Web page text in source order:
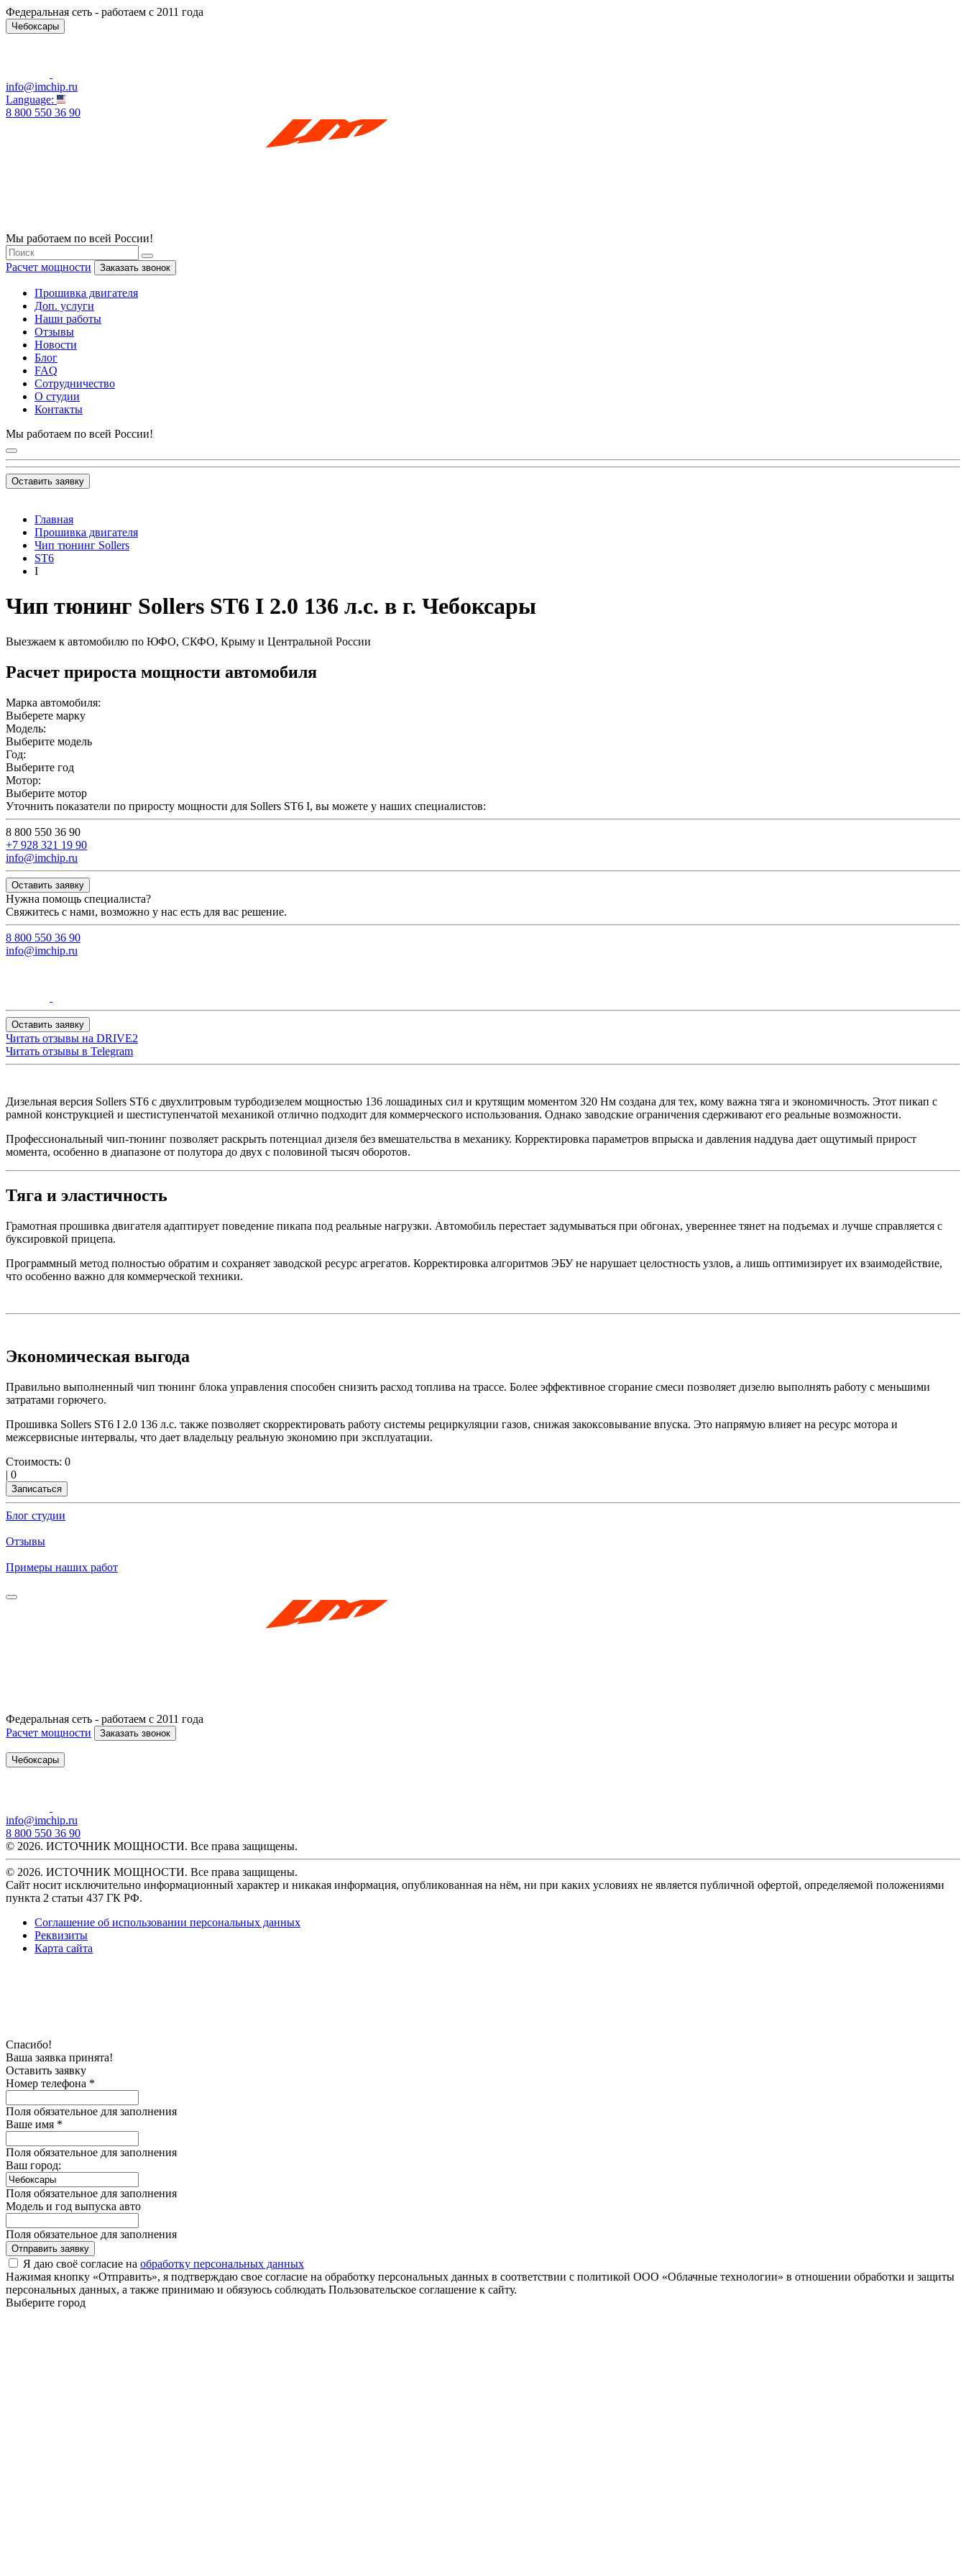
Федеральная сеть - работаем с 2011 года
Чебоксары
info@imchip.ru
Language:
8 800 550 36 90
Мы работаем по всей России!
Расчет мощности Заказать звонок
Прошивка двигателя
Доп. услуги
Наши работы
Отзывы
Новости
Блог
FAQ
Сотрудничество
О студии
Контакты
Мы работаем по всей России!
Оставить заявку
Главная
Прошивка двигателя
Чип тюнинг Sollers
ST6
I
Чип тюнинг Sollers ST6 I 2.0 136 л.с. в г. Чебоксары
Выезжаем к автомобилю по ЮФО, СКФО, Крыму и Центральной России
Расчет прироста мощности автомобиля
Марка автомобиля:
Выберете марку
Модель:
Выберите модель
Год:
Выберите год
Мотор:
Выберите мотор
Уточнить показатели по приросту мощности для Sollers ST6 I, вы можете у наших специалистов:
8 800 550 36 90
+7 928 321 19 90
info@imchip.ru
Оставить заявку
Нужна помощь специалиста?
Свяжитесь с нами, возможно у нас есть для вас решение.
8 800 550 36 90
info@imchip.ru
Оставить заявку
Читать отзывы на DRIVE2
Читать отзывы в Telegram
Дизельная версия Sollers ST6 с двухлитровым турбодизелем мощностью 136 лошадиных сил и крутящим моментом 320 Нм создана для тех, кому важна тяга и экономичность. Этот пикап с
рамной конструкцией и шестиступенчатой механикой отлично подходит для коммерческого использования. Однако заводские ограничения сдерживают его реальные возможности.
Профессиональный чип-тюнинг позволяет раскрыть потенциал дизеля без вмешательства в механику. Корректировка параметров впрыска и давления наддува дает ощутимый прирост
момента, особенно в диапазоне от полутора до двух с половиной тысяч оборотов.
Тяга и эластичность
Грамотная прошивка двигателя адаптирует поведение пикапа под реальные нагрузки. Автомобиль перестает задумываться при обгонах, увереннее тянет на подъемах и лучше справляется с
буксировкой прицепа.
Программный метод полностью обратим и сохраняет заводской ресурс агрегатов. Корректировка алгоритмов ЭБУ не нарушает целостность узлов, а лишь оптимизирует их взаимодействие,
что особенно важно для коммерческой техники.
Экономическая выгода
Правильно выполненный чип тюнинг блока управления способен снизить расход топлива на трассе. Более эффективное сгорание смеси позволяет дизелю выполнять работу с меньшими
затратами горючего.
Прошивка Sollers ST6 I 2.0 136 л.с. также позволяет скорректировать работу системы рециркуляции газов, снижая закоксовывание впуска. Это напрямую влияет на ресурс мотора и
межсервисные интервалы, что дает владельцу реальную экономию при эксплуатации.
Стоимость: 0
| 0
Записаться
Блог студии
Отзывы
Примеры наших работ
Федеральная сеть - работаем с 2011 года
Расчет мощности
Заказать звонок
Чебоксары
info@imchip.ru
8 800 550 36 90
© 2026. ИСТОЧНИК МОЩНОСТИ. Все права защищены.
© 2026. ИСТОЧНИК МОЩНОСТИ. Все права защищены.
Сайт носит исключительно информационный характер и никакая информация, опубликованная на нём, ни при каких условиях не является публичной офертой, определяемой положениями
пункта 2 статьи 437 ГК РФ.
Соглашение об использовании персональных данных
Реквизиты
Карта сайта
Спасибо!
Ваша заявка принята!
Оставить заявку
Номер телефона *
Поля обязательное для заполнения
Ваше имя *
Поля обязательное для заполнения
Ваш город:
Поля обязательное для заполнения
Модель и год выпуска авто
Поля обязательное для заполнения
Отправить заявку
Я даю своё согласие на обработку персональных данных
Нажимая кнопку «Отправить», я подтверждаю свое согласие на обработку персональных данных в соответствии с политикой ООО «Облачные технологии» в отношении обработки и защиты
персональных данных, а также принимаю и обязуюсь соблюдать Пользовательское соглашение к сайту.
Выберите город